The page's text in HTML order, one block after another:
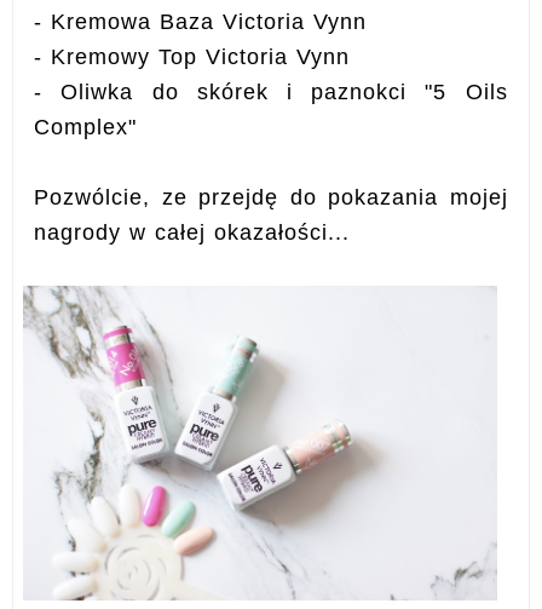
- Kremowa Baza Victoria Vynn
- Kremowy Top Victoria Vynn
- Oliwka do skórek i paznokci "5 Oils
Complex"
Pozwólcie, ze przejdę do pokazania mojej
nagrody w całej okazałości...